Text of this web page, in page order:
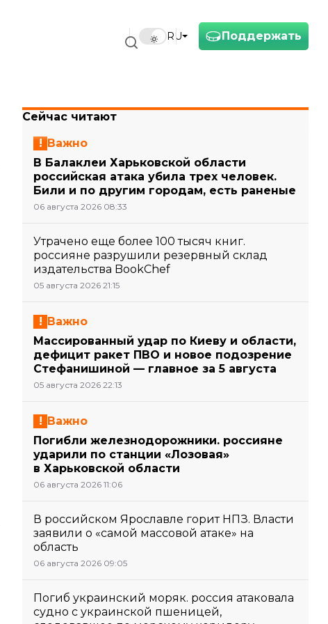
Поддержать
RU
Сейчас читают
Важно
В Балаклеи Харьковской области
российская атака убила трех человек.
Били и по другим городам, есть раненые
06 августа 2026 08:33
Утрачено еще более 100 тысяч книг.
россияне разрушили резервный склад
издательства BookChef
05 августа 2026 21:15
Важно
Массированный удар по Киеву и области,
дефицит ракет ПВО и новое подозрение
Стефанишиной — главное за 5 августа
05 августа 2026 22:13
Важно
Погибли железнодорожники. россияне
ударили по станции «Лозовая»
в Харьковской области
06 августа 2026 11:06
В российском Ярославле горит НПЗ. Власти
заявили о «самой массовой атаке» на
область
06 августа 2026 09:05
Погиб украинский моряк. россия атаковала
судно с украинской пшеницей,